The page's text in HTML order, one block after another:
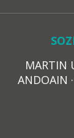
MARTIN
ANDOAIN